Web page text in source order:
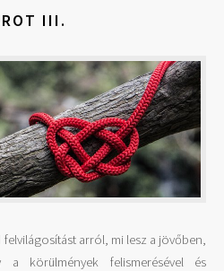
III.
felvilágosítást arról, mi lesz a jövőben,
körülmények felismerésével és